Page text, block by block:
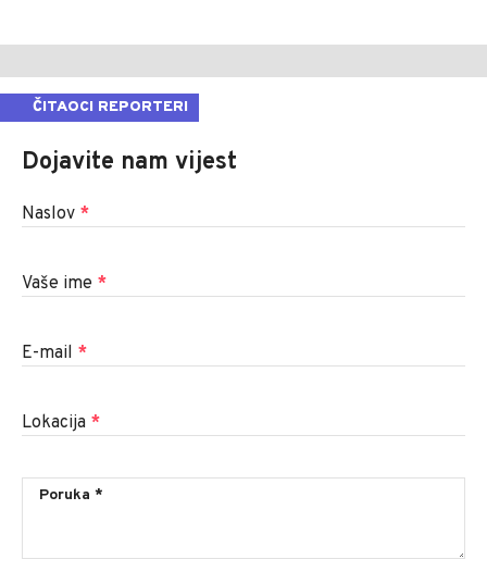
ČITAOCI REPORTERI
Dojavite nam vijest
Naslov *
Vaše ime *
E-mail *
Lokacija *